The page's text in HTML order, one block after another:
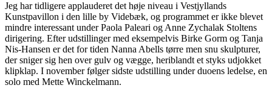
Jeg har tidligere applauderet det høje niveau i Vestjyllands
Kunstpavillon i den lille by Videbæk, og programmet er ikke blevet
mindre interessant under Paola Paleari og Anne Zychalak Stoltens
dirigering. Efter udstillinger med eksempelvis Birke Gorm og Tanja
Nis-Hansen er det for tiden Nanna Abells tørre men snu skulpturer,
der sniger sig hen over gulv og vægge, heriblandt et styks udjokket
klipklap. I november følger sidste udstilling under duoens ledelse, en
solo med Mette Winckelmann.